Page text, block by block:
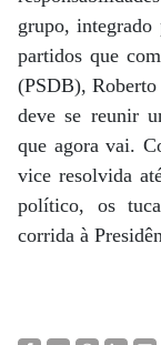
grupo,
partidos que
(PSDB),
deve se reunir
que agora vai.
vice resolvida
político, os
corrida à